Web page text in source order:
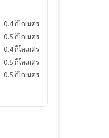
0.4 กิโลเมตร
0.5 กิโลเมตร
0.4 กิโลเมตร
0.5 กิโลเมตร
0.5 กิโลเมตร